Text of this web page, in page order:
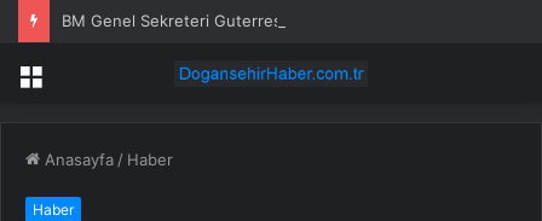
Menü
Anasayfa / Haber
Haber